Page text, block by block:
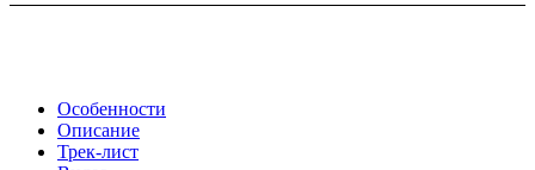
Особенности
Описание
Трек-лист